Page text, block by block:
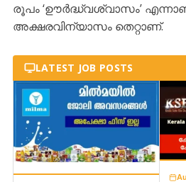
രൂപം ‘ഊർദ്ധ്വശ്വാസം’
അക്ഷരവിന്യാസം തെറ്റാണ്.
LATEST JOB POSTS